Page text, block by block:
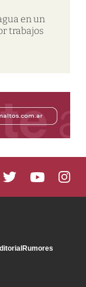
en un
trabajos
Rumores